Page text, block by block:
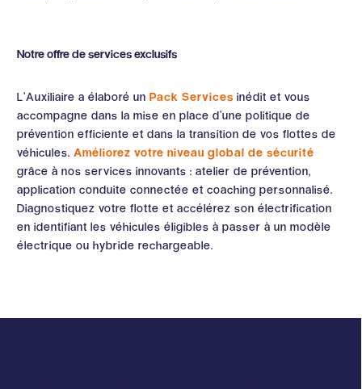
Notre offre de services exclusifs
L’Auxiliaire a élaboré unPack Services inédit et vous
accompagne dans la mise en place d’une politique de
prévention efficiente et dans la transition de vos flottes de
véhicules.Améliorez votre niveau global de sécurité
grâce à nos services innovants : atelier de prévention,
application conduite connectée et coaching personnalisé.
Diagnostiquez votre flotte et accélérez son électrification
en identifiant les véhicules éligibles à passer à un modèle
électrique ou hybride rechargeable.